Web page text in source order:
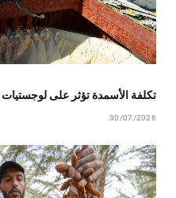
تكلفة الأسمدة تؤثر على لوجستيات
30/07/2026